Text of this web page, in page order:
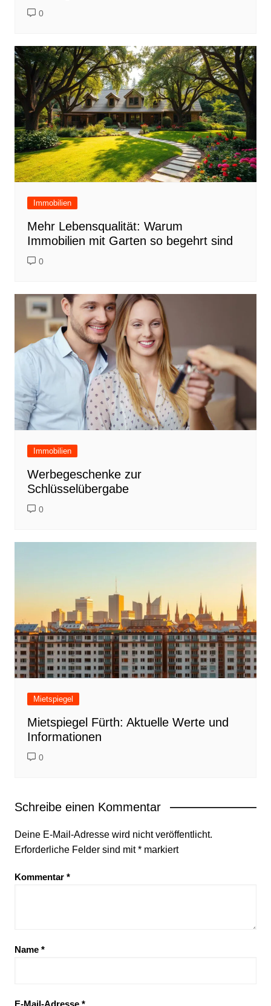
0
Immobilien
Mehr Lebensqualität: Warum
Immobilien mit Garten so begehrt sind
0
Immobilien
Werbegeschenke zur
Schlüsselübergabe
0
Mietspiegel
Mietspiegel Fürth: Aktuelle Werte und
Informationen
0
Schreibe einen Kommentar
Deine E-Mail-Adresse wird nicht veröffentlicht.
Erforderliche Felder sind mit*markiert
Kommentar *
Name *
E-Mail-Adresse *